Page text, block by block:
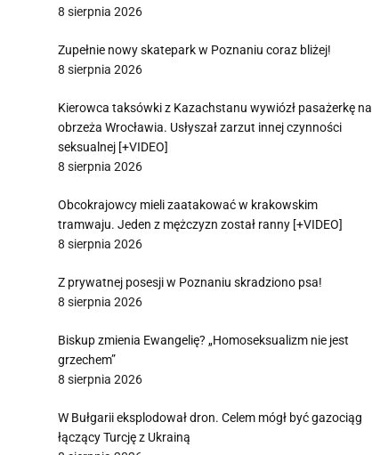
8 sierpnia 2026
Zupełnie nowy skatepark w Poznaniu coraz bliżej!
8 sierpnia 2026
Kierowca taksówki z Kazachstanu wywiózł pasażerkę na
obrzeża Wrocławia. Usłyszał zarzut innej czynności
seksualnej [+VIDEO]
8 sierpnia 2026
Obcokrajowcy mieli zaatakować w krakowskim
tramwaju. Jeden z mężczyzn został ranny [+VIDEO]
8 sierpnia 2026
Z prywatnej posesji w Poznaniu skradziono psa!
8 sierpnia 2026
Biskup zmienia Ewangelię? „Homoseksualizm nie jest
grzechem”
8 sierpnia 2026
W Bułgarii eksplodował dron. Celem mógł być gazociąg
łączący Turcję z Ukrainą